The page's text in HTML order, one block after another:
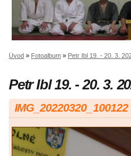
Úvod » Fotoalbum » Petr Ibl 19. - 20. 3.
Petr Ibl 19. - 20. 3.
IMG_20220320_100122